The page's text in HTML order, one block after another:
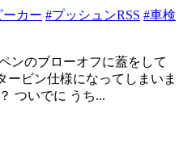
ーカー #プッシュンRSS #車検
ンのブローオフに蓋をして
ービン仕様になってしまいま
ついでに うち...